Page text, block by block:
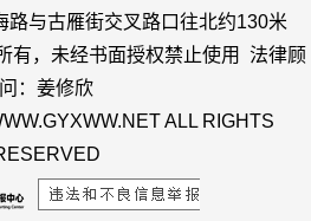
路与古雁街交叉路口往北约130米
有，未经书面授权禁止使用 法律顾
问：姜修欣
ALL RIGHTS